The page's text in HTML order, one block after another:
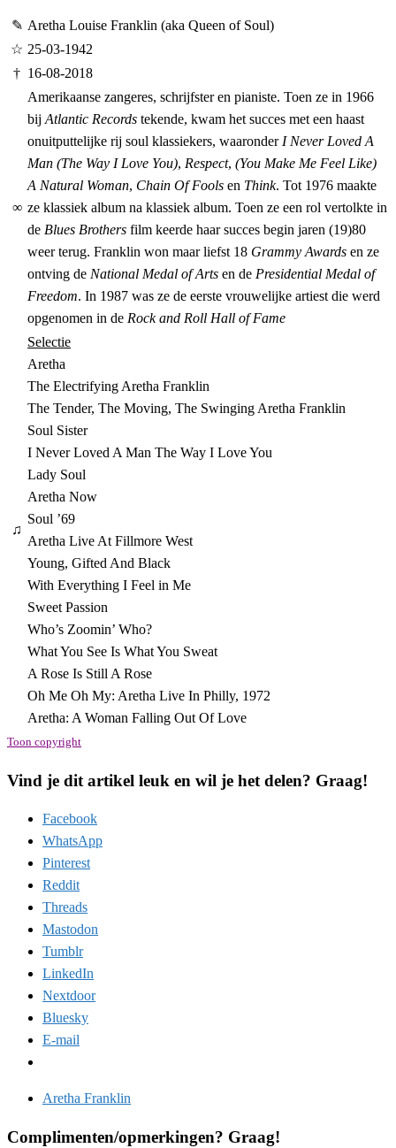
✎ Aretha Louise Franklin (aka Queen of Soul)
☆ 25-03-1942
† 16-08-2018
∞
Amerikaanse zangeres, schrijfster en pianiste. Toen ze in 1966
bij Atlantic Records tekende, kwam het succes met een haast
onuitputtelijke rij soul klassiekers, waaronder I Never Loved A
Man (The Way I Love You), Respect, (You Make Me Feel Like)
A Natural Woman, Chain Of Fools en Think. Tot 1976 maakte
ze klassiek album na klassiek album. Toen ze een rol vertolkte in
de Blues Brothers film keerde haar succes begin jaren (19)80
weer terug. Franklin won maar liefst 18 Grammy Awards en ze
ontving de National Medal of Arts en de Presidential Medal of
Freedom. In 1987 was ze de eerste vrouwelijke artiest die werd
opgenomen in de Rock and Roll Hall of Fame
♫
Selectie
Aretha
The Electrifying Aretha Franklin
The Tender, The Moving, The Swinging Aretha Franklin
Soul Sister
I Never Loved A Man The Way I Love You
Lady Soul
Aretha Now
Soul ’69
Aretha Live At Fillmore West
Young, Gifted And Black
With Everything I Feel in Me
Sweet Passion
Who’s Zoomin’ Who?
What You See Is What You Sweat
A Rose Is Still A Rose
Oh Me Oh My: Aretha Live In Philly, 1972
Aretha: A Woman Falling Out Of Love
Toon copyright
Vind je dit artikel leuk en wil je het delen? Graag!
Facebook
WhatsApp
Pinterest
Reddit
Threads
Mastodon
Tumblr
LinkedIn
Nextdoor
Bluesky
E-mail
Aretha Franklin
Complimenten/opmerkingen? Graag!